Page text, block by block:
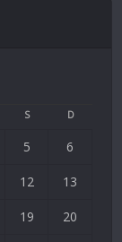
S D
5 6
12 13
19 20